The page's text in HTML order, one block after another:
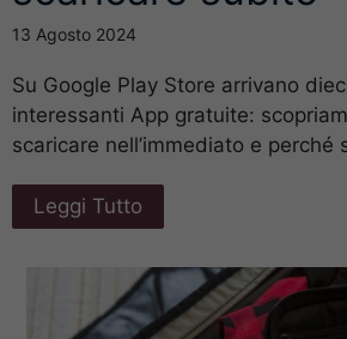
13 Agosto 2024
Su Google Play Store arrivano
interessanti App gratuite:
scaricare nell’immediato e perché
Leggi Tutto